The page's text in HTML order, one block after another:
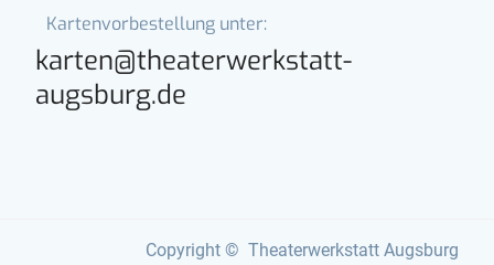
Kartenvorbestellung unter:
karten@theaterwerkstatt-
augsburg.de
Copyright © Theaterwerkstatt Augsburg